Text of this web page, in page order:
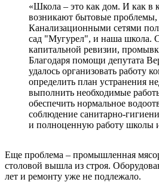
«Школа – это как дом. И как в
возникают бытовые проблемы,
Канализационными сетями
сад "Мугурел", и наша школа.
капитальной ревизии,
Благодаря помощи депутата
удалось организовать работу
определить план устранения
выполнить необходимые
обеспечить нормальное
соблюдение санитарно-
и полноценную работу школы и
Еще проблема – промышленная
столовой вышла из строя.
лет и ремонту уже не подлежало.